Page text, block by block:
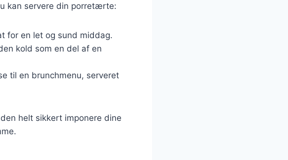
kan servere din porretærte:
for en let og sund middag.
kold som en del af en
til en brunchmenu, serveret
helt sikkert imponere dine